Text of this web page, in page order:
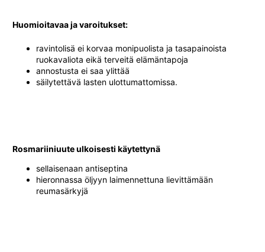
Huomioitavaa ja varoitukset:
ravintolisä ei korvaa monipuolista ja tasapainoista
ruokavaliota eikä terveitä elämäntapoja
annostusta ei saa ylittää
säilytettävä lasten ulottumattomissa.
Rosmariiniuute ulkoisesti käytettynä
sellaisenaan antiseptina
hieronnassa öljyyn laimennettuna lievittämään
reumasärkyjä